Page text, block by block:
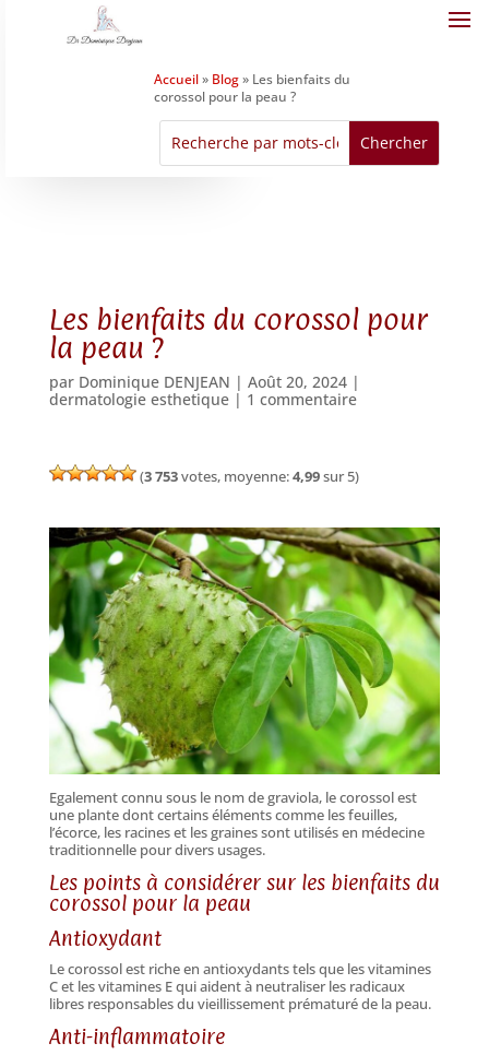
Accueil» Blog» Les bienfaits du
corossol pour la peau ?
Les bienfaits du corossol pour
la peau ?
par Dominique DENJEAN | Août 20, 2024|
dermatologie esthetique| 1 commentaire
(3 753votes, moyenne:4,99sur 5)
Egalement connu sous le nom de graviola, le corossol est
une plante dont certains éléments comme les feuilles,
l’écorce, les racines et les graines sont utilisés en médecine
traditionnelle pour divers usages.
Les points à considérer sur les bienfaits du
corossol pour la peau
Antioxydant
Le corossol est riche en antioxydants tels que les vitamines
C et les vitamines E qui aident à neutraliser les radicaux
libres responsables du vieillissement prématuré de la peau.
Anti-inflammatoire